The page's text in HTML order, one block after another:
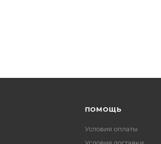
ПОМОЩЬ
Условия оплаты